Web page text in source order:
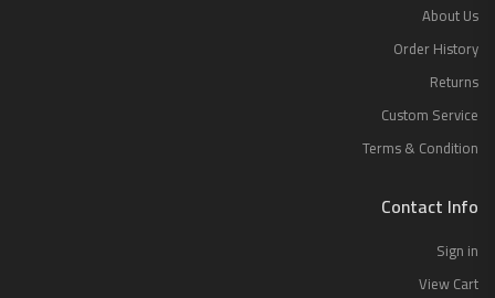
About Us
Order History
Returns
Custom Service
Terms & Condition
Contact Info
Sign in
View Cart